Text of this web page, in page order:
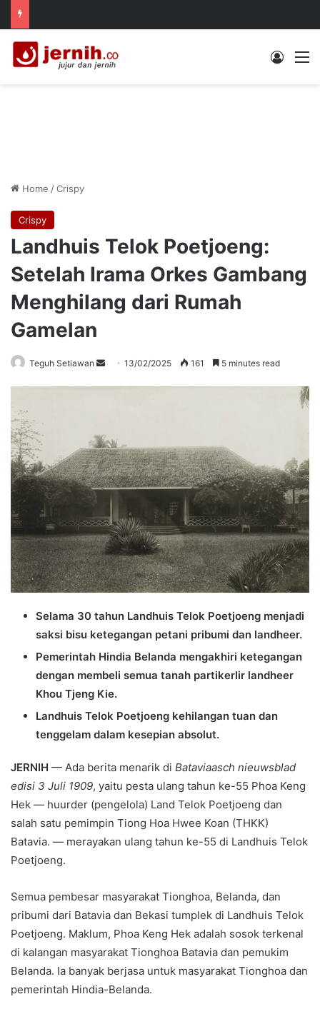
Log In
Home /Crispy
Crispy
Landhuis Telok Poetjoeng:
Setelah Irama Orkes Gambang
Menghilang dari Rumah
Gamelan
Teguh Setiawan
Send13/02/2025 161 5 minutes read
Selama 30 tahun Landhuis Telok Poetjoeng menjadi
saksi bisu ketegangan petani pribumi dan landheer.
Pemerintah Hindia Belanda mengakhiri ketegangan
dengan membeli semua tanah partikerlir landheer
Khou Tjeng Kie.
Landhuis Telok Poetjoeng kehilangan tuan dan
tenggelam dalam kesepian absolut.
JERNIH — Ada berita menarik di Bataviaasch nieuwsblad
edisi 3 Juli 1909, yaitu pesta ulang tahun ke-55 Phoa Keng
Hek — huurder (pengelola) Land Telok Poetjoeng dan
salah satu pemimpin Tiong Hoa Hwee Koan (THKK)
Batavia. — merayakan ulang tahun ke-55 di Landhuis Telok
Poetjoeng.
Semua pembesar masyarakat Tionghoa, Belanda, dan
pribumi dari Batavia dan Bekasi tumplek di Landhuis Telok
Poetjoeng. Maklum, Phoa Keng Hek adalah sosok terkenal
di kalangan masyarakat Tionghoa Batavia dan pemukim
Belanda. Ia banyak berjasa untuk masyarakat Tionghoa dan
pemerintah Hindia-Belanda.